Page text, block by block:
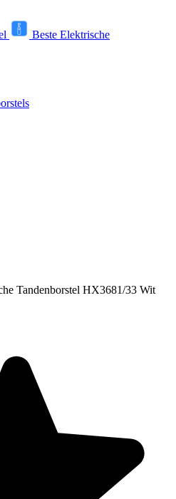
Beste Elektrische
Tandenborstel HX3681/33 Wit